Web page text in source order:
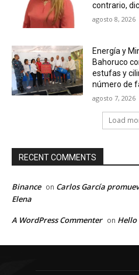
contrario,
agosto 8, 2026
Energía y
Bahoruco
estufas y
número de
agosto 7, 2026
Load
RECENT COMMENTS
Binance on Carlos García
Elena
A WordPress Commenter on